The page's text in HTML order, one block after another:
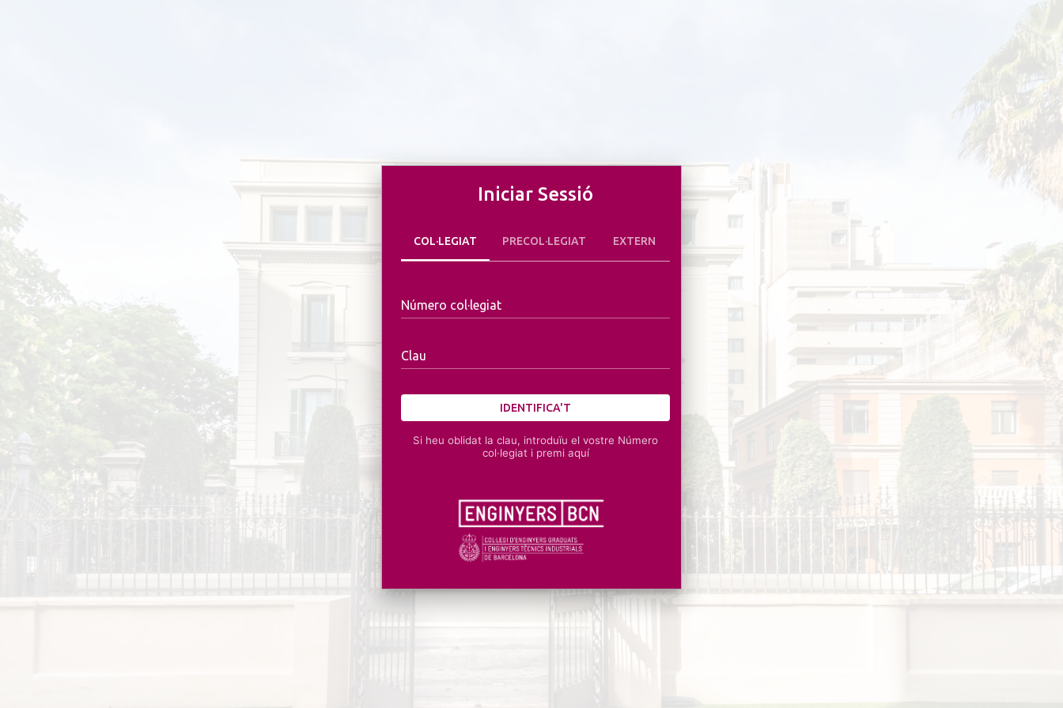
Iniciar Sessió
COL·LEGIAT PRECOL·LEGIAT EXTERN
Número col·legiat
Clau
IDENTIFICA'T
Si heu oblidat la clau, introduïu el vostre Número
col·legiat i premi aquí